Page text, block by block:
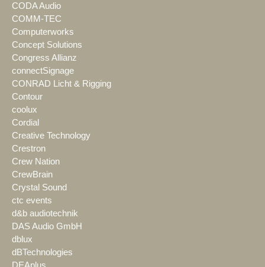
CODA Audio
COMM-TEC
Computerworks
Concept Solutions
Congress Allianz
connectSignage
CONRAD Licht & Rigging
Contour
coolux
Cordial
Creative Technology
Crestron
Crew Nation
CrewBrain
Crystal Sound
ctc events
d&b audiotechnik
DAS Audio GmbH
dblux
dBTechnologies
DEAplus